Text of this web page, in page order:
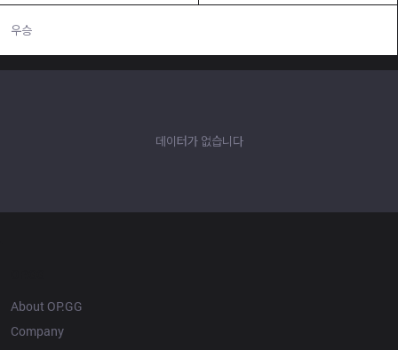
우승
데이터가 없습니다
About OP.GG
Company